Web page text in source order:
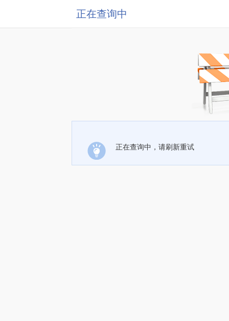
正在查询中
正在查询中，请刷新重试